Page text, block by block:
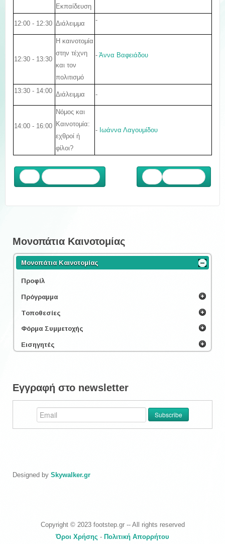
Εκπαίδευση
12:00 - 12:30 Διάλειμμα -
12:30 - 13:30
Η καινοτομία
στην τέχνη
και τον
πολιτισμό
- Άννα Βαφειάδου
13:30 - 14:00 Διάλειμμα -
14:00 - 16:00
Νόμος και
Καινοτομία:
εχθροί ή
φίλοι?
- Ιωάννα Λαγουμίδου
Μονοπάτια Καινοτομίας
Μονοπάτια Καινοτομίας
Προφίλ
Πρόγραμμα
Τοποθεσίες
Φόρμα Συμμετοχής
Εισηγητές
Εγγραφή στο newsletter
Designed by Skywalker.gr
Copyright © 2023 footstep.gr -- All rights reserved
Όροι Χρήσης - Πολιτική Απορρήτου